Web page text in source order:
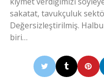
sakatat, tavukçuluk
Değersizleştirilmiş.
biri…